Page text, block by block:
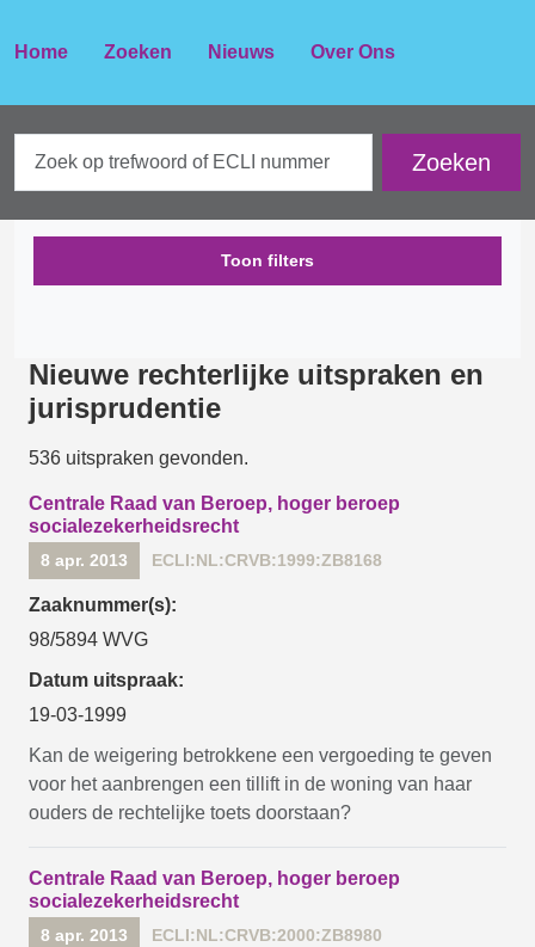
Home Zoeken Nieuws Over Ons
Toon filters
Nieuwe rechterlijke uitspraken en
jurisprudentie
536 uitspraken gevonden.
Centrale Raad van Beroep, hoger beroep
socialezekerheidsrecht
8 apr. 2013 ECLI:NL:CRVB:1999:ZB8168
Zaaknummer(s):
98/5894 WVG
Datum uitspraak:
19-03-1999
Kan de weigering betrokkene een vergoeding te geven
voor het aanbrengen een tillift in de woning van haar
ouders de rechtelijke toets doorstaan?
Centrale Raad van Beroep, hoger beroep
socialezekerheidsrecht
8 apr. 2013 ECLI:NL:CRVB:2000:ZB8980